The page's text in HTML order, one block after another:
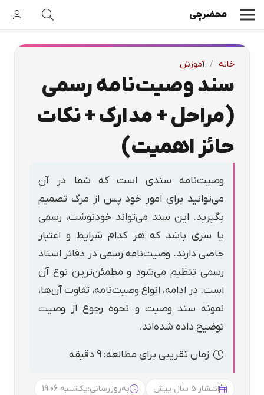
محضرچی
خانه / آموزش
سند وصیت‌نامه رسمی
(مراحل + مدارک + نکات
حائز اهمیت)
وصیت‌نامه سندی است که شما در آن
می‌توانید برای امور خود پس از مرگ تصمیم
بگیرید. این سند می‌تواند خودنوشت، رسمی
یا سری باشد که هر کدام شرایط و اعتبار
خاصی دارند. وصیت‌نامه رسمی در دفاتر اسناد
رسمی تنظیم می‌شود و مطمئن‌ترین نوع آن
است. در ادامه، انواع وصیت‌نامه، تفاوت آن‌ها،
نمونه سند وصیت و نحوه رجوع از وصیت
توضیح داده شده‌اند.
زمان تقریبی برای مطالعه: 9 دقیقه
انتشار:5 سال پیش به‌روزرسانی:یکشنبه 19:06